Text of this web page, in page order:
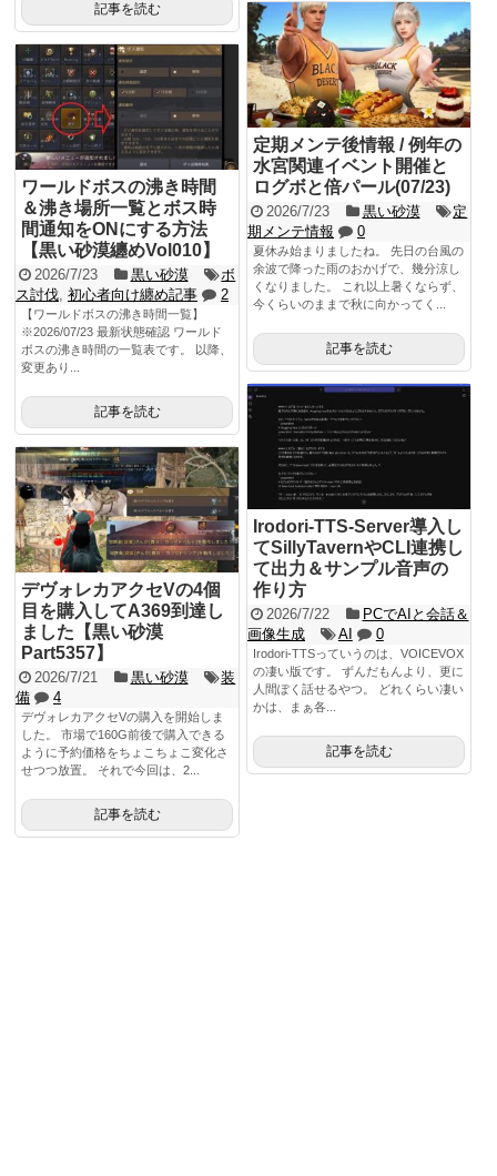
記事を読む
定期メンテ後情報 / 例年の
水宮関連イベント開催と
ログボと倍パール(07/23)
2026/7/23 黒い砂漠
定
期メンテ情報
0
夏休み始まりましたね。 先日の台風の
余波で降った雨のおかげで、幾分涼し
くなりました。 これ以上暑くならず、
今くらいのままで秋に向かってく...
記事を読む
ワールドボスの沸き時間
＆沸き場所一覧とボス時
間通知をONにする方法
【黒い砂漠纏めVol010】
2026/7/23 黒い砂漠
ボ
ス討伐, 初心者向け纏め記事 2
【ワールドボスの沸き時間一覧】
※2026/07/23 最新状態確認 ワールド
ボスの沸き時間の一覧表です。 以降、
変更あり...
記事を読む
Irodori-TTS-Server導入し
てSillyTavernやCLI連携し
て出力＆サンプル音声の
作り方
2026/7/22
PCでAIと会話＆
画像生成
AI 0
Irodori-TTSっていうのは、VOICEVOX
の凄い版です。 ずんだもんより、更に
人間ぽく話せるやつ。 どれくらい凄い
かは、まぁ各...
記事を読む
デヴォレカアクセVの4個
目を購入してA369到達し
ました【黒い砂漠
Part5357】
2026/7/21 黒い砂漠
装
備
4
デヴォレカアクセVの購入を開始しま
した。 市場で160G前後で購入できる
ように予約価格をちょこちょこ変化さ
せつつ放置。 それで今回は、2...
記事を読む